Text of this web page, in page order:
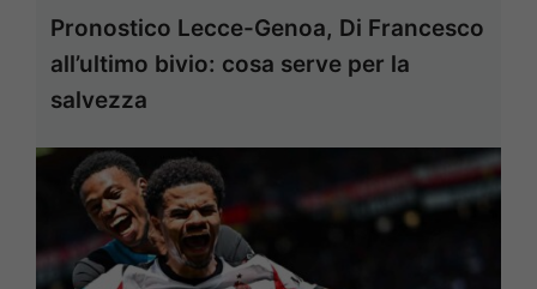
Pronostico Lecce-Genoa, Di Francesco
all’ultimo bivio: cosa serve per la
salvezza